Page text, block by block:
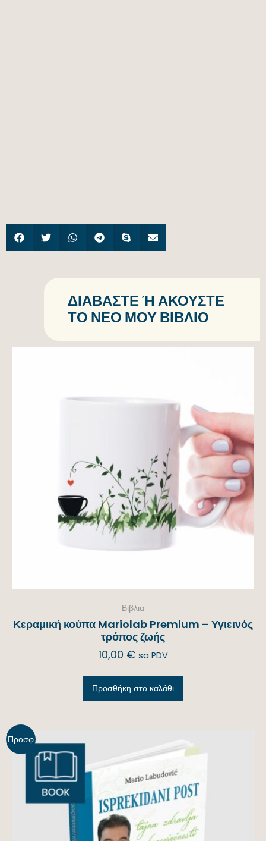
ΔΙΑΒΆΣΤΕ Ή ΑΚΟΎΣΤΕ Τ
Ο ΝΈΟ ΜΟΥ ΒΙΒΛΊΟ
Βιβλια
Κεραμική κούπα Mariolab Premium – Υγιεινός
τρόπος ζωής
10,00 € sa PDV
Προσθήκη στο καλάθι
Προσφ